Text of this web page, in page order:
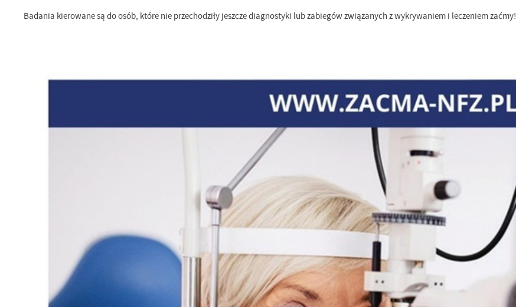
Badania kierowane są do osób, które nie przechodziły jeszcze diagnostyki lub zabiegów związanych z wykrywaniem i leczeniem zaćmy!